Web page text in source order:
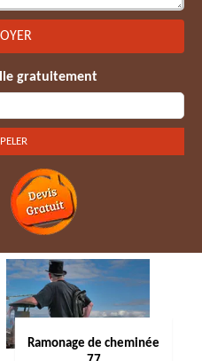
gratuitement
Ramonage de cheminée